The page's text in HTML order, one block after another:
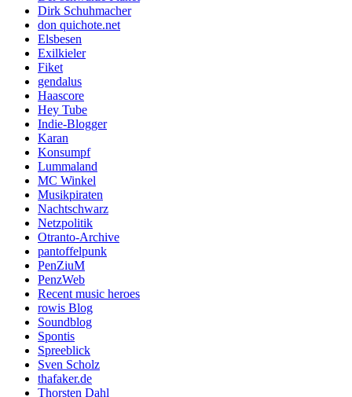
Dirk Schuhmacher
don quichote.net
Elsbesen
Exilkieler
Fiket
gendalus
Haascore
Hey Tube
Indie-Blogger
Karan
Konsumpf
Lummaland
MC Winkel
Musikpiraten
Nachtschwarz
Netzpolitik
Otranto-Archive
pantoffelpunk
PenZiuM
PenzWeb
Recent music heroes
rowis Blog
Soundblog
Spontis
Spreeblick
Sven Scholz
thafaker.de
Thorsten Dahl